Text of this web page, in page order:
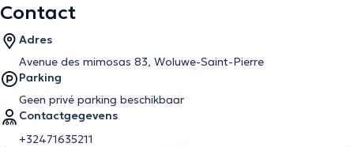
Contact
Adres
Avenue des mimosas 83, Woluwe-Saint-Pierre
Parking
Geen privé parking beschikbaar
Contactgegevens
+32471635211